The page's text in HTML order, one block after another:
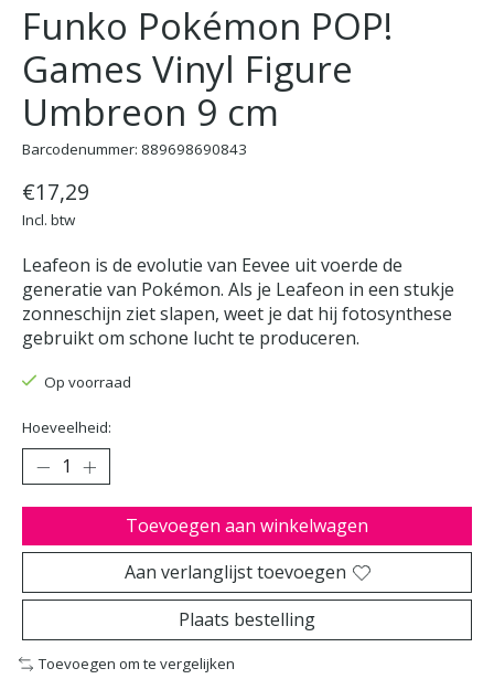
Funko Pokémon POP!
Games Vinyl Figure
Umbreon 9 cm
Barcodenummer: 889698690843
€17,29
Incl. btw
Leafeon is de evolutie van Eevee uit voerde de
generatie van Pokémon. Als je Leafeon in een stukje
zonneschijn ziet slapen, weet je dat hij fotosynthese
gebruikt om schone lucht te produceren.
Op voorraad
Hoeveelheid:
Toevoegen aan winkelwagen
Aan verlanglijst toevoegen
Plaats bestelling
Toevoegen om te vergelijken